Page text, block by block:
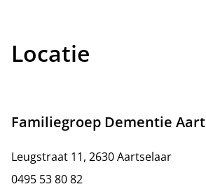
Locatie
Familiegroep Dementie
Leugstraat 11, 2630 Aartselaar
0495 53 80 82